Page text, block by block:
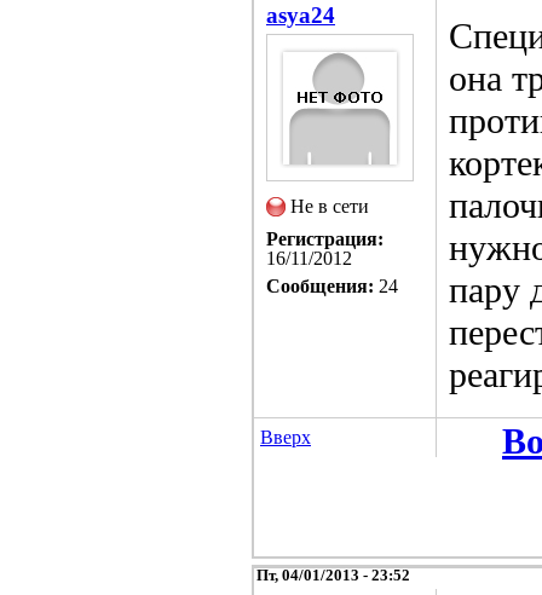
asya24
Не в сети
Регистрация:
16/11/2012
Сообщения: 24
она
пару
Вверх
Пт, 04/01/2013 - 23:52